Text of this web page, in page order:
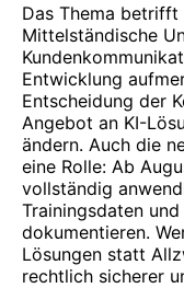
Das Thema betrifft
Mittelständische
Entwicklung
Entscheidung der
Angebot an KI-
ändern. Auch die
eine Rolle: Ab
vollständig
Trainingsdaten
dokumentieren.
Lösungen statt
rechtlich sicherer